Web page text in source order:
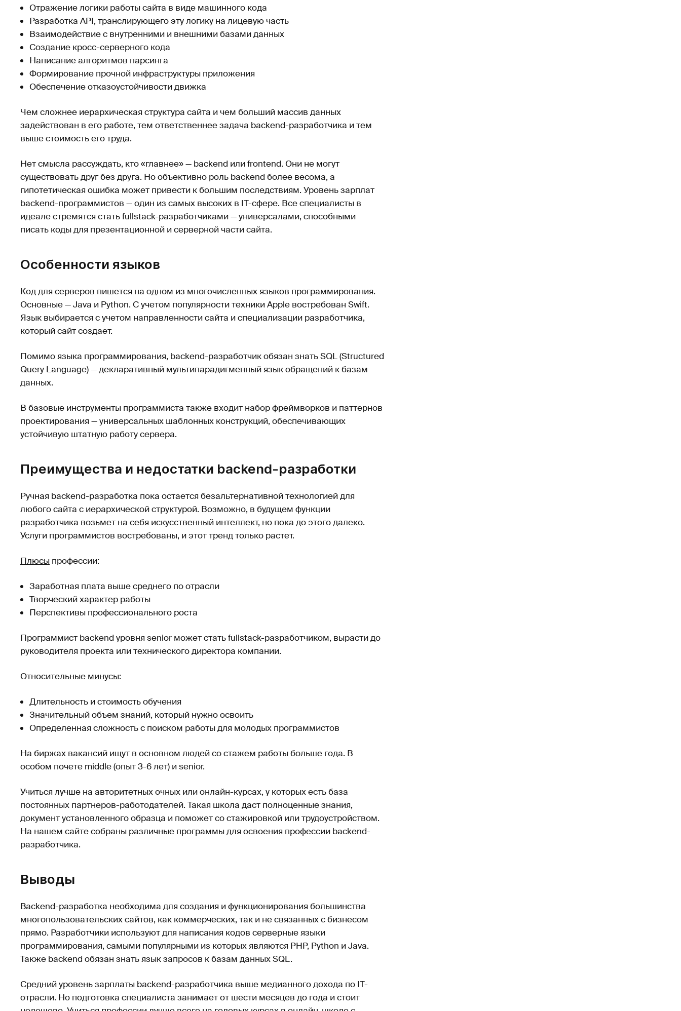
Отражение логики работы сайта в виде машинного кода
Разработка API, транслирующего эту логику на лицевую часть
Взаимодействие с внутренними и внешними базами данных
Создание кросс-серверного кода
Написание алгоритмов парсинга
Формирование прочной инфраструктуры приложения
Обеспечение отказоустойчивости движка
Чем сложнее иерархическая структура сайта и чем больший массив данных
задействован в его работе, тем ответственнее задача backend-разработчика и тем
выше стоимость его труда.
Нет смысла рассуждать, кто «главнее» — backend или frontend. Они не могут
существовать друг без друга. Но объективно роль backend более весома, а
гипотетическая ошибка может привести к большим последствиям. Уровень зарплат
backend-программистов — один из самых высоких в IT-сфере. Все специалисты в
идеале стремятся стать fullstack-разработчиками — универсалами, способными
писать коды для презентационной и серверной части сайта.
Особенности языков
Код для серверов пишется на одном из многочисленных языков программирования.
Основные — Java и Python. С учетом популярности техники Apple востребован Swift.
Язык выбирается с учетом направленности сайта и специализации разработчика,
который сайт создает.
Помимо языка программирования, backend-разработчик обязан знать SQL (Structured
Query Language) — декларативный мультипарадигменный язык обращений к базам
данных.
В базовые инструменты программиста также входит набор фреймворков и паттернов
проектирования — универсальных шаблонных конструкций, обеспечивающих
устойчивую штатную работу сервера.
Преимущества и недостатки backend-разработки
Ручная backend-разработка пока остается безальтернативной технологией для
любого сайта с иерархической структурой. Возможно, в будущем функции
разработчика возьмет на себя искусственный интеллект, но пока до этого далеко.
Услуги программистов востребованы, и этот тренд только растет.
Плюсы профессии:
Заработная плата выше среднего по отрасли
Творческий характер работы
Перспективы профессионального роста
Программист backend уровня senior может стать fullstack-разработчиком, вырасти до
руководителя проекта или технического директора компании.
Относительные минусы:
Длительность и стоимость обучения
Значительный объем знаний, который нужно освоить
Определенная сложность с поиском работы для молодых программистов
На биржах вакансий ищут в основном людей со стажем работы больше года. В
особом почете middle (опыт 3-6 лет) и senior.
Учиться лучше на авторитетных очных или онлайн-курсах, у которых есть база
постоянных партнеров-работодателей. Такая школа даст полноценные знания,
документ установленного образца и поможет со стажировкой или трудоустройством.
На нашем сайте собраны различные программы для освоения профессии backend-
разработчика.
Выводы
Backend-разработка необходима для создания и функционирования большинства
многопользовательских сайтов, как коммерческих, так и не связанных с бизнесом
прямо. Разработчики используют для написания кодов серверные языки
программирования, самыми популярными из которых являются PHP, Python и Java.
Также backend обязан знать язык запросов к базам данных SQL.
Средний уровень зарплаты backend-разработчика выше медианного дохода по IT-
отрасли. Но подготовка специалиста занимает от шести месяцев до года и стоит